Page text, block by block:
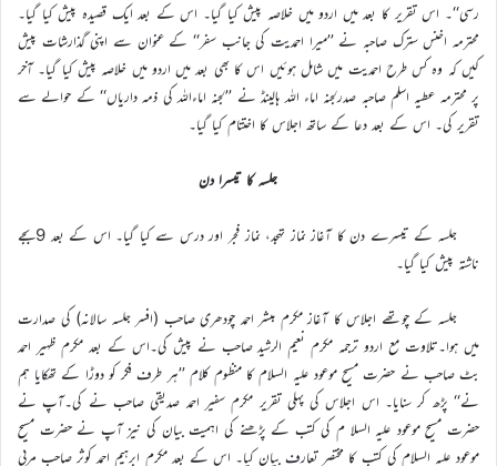
رسی‘‘۔ اس تقریر کا بعد میں اردو میں خلاصہ پیش کیا گیا۔ اس کے بعد ایک قصیدہ پیش کیا گیا۔
محترمہ اخنس سترک صاحبہ نے ’’میرا احمدیت کی جانب سفر‘‘ کے عنوان سے اپنی گذارشات پیش
کیں کہ وہ کس طرح احمدیت میں شامل ہوئیں اس کا بھی بعد میں اردو میں خلاصہ پیش کیا گیا۔ آخر
پر محترمہ عطیہ اسلم صاحبہ صدرلجنہ اماء اللہ ہالینڈ نے ’’لجنہ اماءاللہ کی ذمہ داریاں‘‘ کے حوالے سے
تقریر کی۔ اس کے بعد دعا کے ساتھ اجلاس کا اختتام کیا گیا۔
جلسہ کا تیسرا دن
جلسہ کے تیسرے دن کا آغاز نماز تہجد، نماز فجر اور درس سے کیا گیا۔ اس کے بعد 9بجے
ناشتہ پیش کیا گیا۔
جلسہ کے چوتھے اجلاس کا آغاز مکرم مبشر احمد چودھری صاحب (افسر جلسہ سالانہ) کی صدارت
میں ہوا۔تلاوت مع اردو ترجمہ مکرم نعیم الرشید صاحب نے پیش کی۔اس کے بعد مکرم ظہیر احمد
بٹ صاحب نے حضرت مسیح موعود علیہ السلام کا منظوم کلام ’’ہر طرف فکر کو دوڑا کے تھکایا ہم
نے‘‘ پڑھ کر سنایا۔ اس اجلاس کی پہلی تقریر مکرم سفیر احمد صدیقی صاحب نے کی۔آپ نے
حضرت مسیح موعود علیہ السلا م کی کتب کے پڑھنے کی اہمیت بیان کی نیز آپ نے حضرت مسیح
موعود علیہ السلام کی کتب کا مختصر تعارف بیان کیا۔ اس کے بعد مکرم ابرہیم احمد کوثر صاحب مربی